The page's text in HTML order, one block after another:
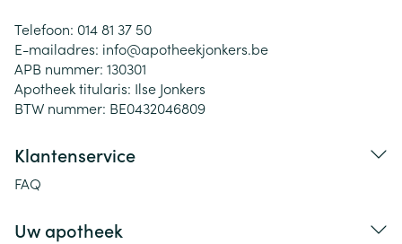
Telefoon: 014 81 37 50
E-mailadres: info@apotheekjonkers.be
APB nummer: 130301
Apotheek titularis: Ilse Jonkers
BTW nummer: BE0432046809
Klantenservice
FAQ
Uw apotheek